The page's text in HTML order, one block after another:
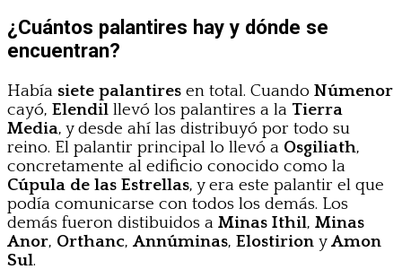
¿Cuántos palantires hay y dónde se
encuentran?
Había siete palantires en total. Cuando Númenor
cayó, Elendil llevó los palantires a la Tierra
Media, y desde ahí las distribuyó por todo su
reino. El palantir principal lo llevó a Osgiliath,
concretamente al edificio conocido como la
Cúpula de las Estrellas, y era este palantir el que
podía comunicarse con todos los demás. Los
demás fueron distibuidos a Minas Ithil, Minas
Anor, Orthanc, Annúminas, Elostirion yAmon
Sul.